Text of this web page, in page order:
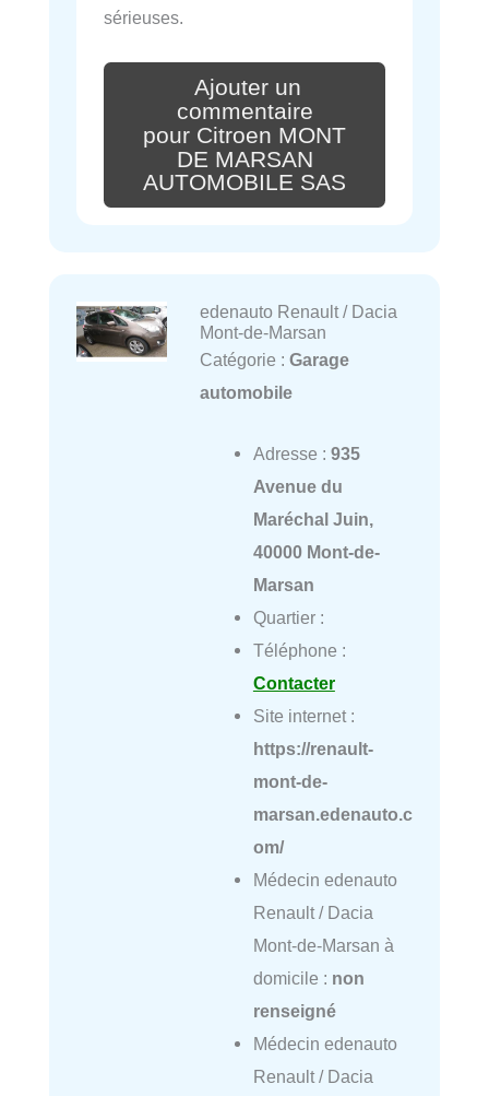
sérieuses.
Ajouter un
commentaire
pour Citroen MONT
DE MARSAN
AUTOMOBILE SAS
edenauto Renault / Dacia
Mont-de-Marsan
Catégorie : Garage
automobile
Adresse : 935
Avenue du
Maréchal Juin,
40000 Mont-de-
Marsan
Quartier :
Téléphone :
Contacter
Site internet :
https://renault-
mont-de-
marsan.edenauto.c
om/
Médecin edenauto
Renault / Dacia
Mont-de-Marsan à
domicile : non
renseigné
Médecin edenauto
Renault / Dacia